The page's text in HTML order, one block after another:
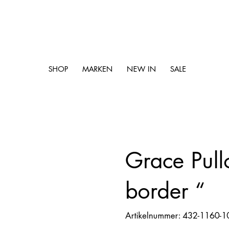
SHOP MARKEN NEW IN SALE
Grace
border “
Artikelnummer:
Artikelnummer:
432-
432-1160-